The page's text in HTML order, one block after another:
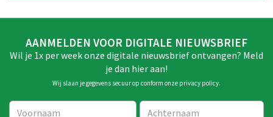
AANMELDEN VOOR DIGITALE NIEUWSBRIEF
Wil je 1x per week onze digitale nieuwsbrief ontvangen? Meld
je dan hier aan!
Wij slaan je gegevens secuur op conform onze privacy policy.